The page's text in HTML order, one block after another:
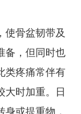
使骨盆韧带及
备，但同时也
类疼痛常伴有
大时加重。日
或提重物，